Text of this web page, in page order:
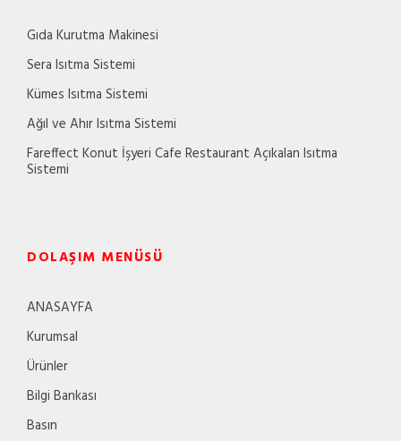
Gıda Kurutma Makinesi
Sera Isıtma Sistemi
Kümes Isıtma Sistemi
Ağıl ve Ahır Isıtma Sistemi
Fareffect Konut İşyeri Cafe Restaurant Açıkalan Isıtma
Sistemi
DOLAŞIM MENÜSÜ
ANASAYFA
Kurumsal
Ürünler
Bilgi Bankası
Basın